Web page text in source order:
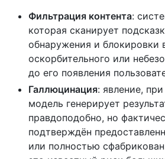
Фильтрация контента:
которая сканирует
обнаружения и блокировки
оскорбительного или
до его появления
Галлюцинация: явление,
модель генерирует
правдоподобно, но
подтверждён
или полностью